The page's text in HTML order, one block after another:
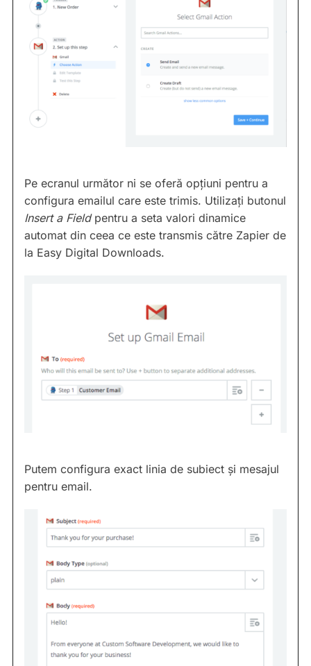
Pe ecranul următor ni se oferă opțiuni pentru a
configura emailul care este trimis. Utilizați butonul
Insert a Fieldpentru a seta valori dinamice
automat din ceea ce este transmis către Zapier de
la Easy Digital Downloads.
Putem configura exact linia de subiect și mesajul
pentru email.